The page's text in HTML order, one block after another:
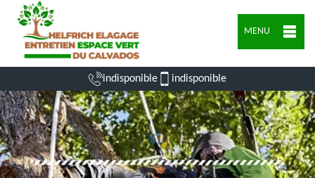
MENU
indisponible indisponible